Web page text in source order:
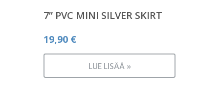
7” PVC MINI SILVER SKIRT
19,90 €
LUE LISÄÄ »